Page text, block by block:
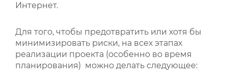
Интернет.
Для того, чтобы предотвратить или хотя бы
минимизировать риски, на всех этапах
реализации проекта (особенно во время
планирования) можно делать следующее: